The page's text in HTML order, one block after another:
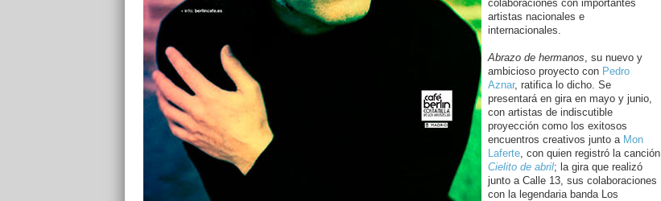
colaboraciones con importantes
artistas nacionales e
internacionales.
Abrazo de hermanos, su nuevo y
ambicioso proyecto con Pedro
Aznar, ratifica lo dicho. Se
presentará en gira en mayo y junio,
con artistas de indiscutible
proyección como los exitosos
encuentros creativos junto a Mon
Laferte, con quien registró la canción
Cielito de abril; la gira que realizó
junto a Calle 13, sus colaboraciones
con la legendaria banda Los